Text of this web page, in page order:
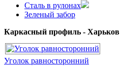
Сталь в рулонах
Зеленый забор
Каркасный профиль - Харьков
Уголок равносторонний